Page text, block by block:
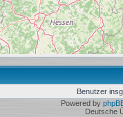
Benutzer
Powered by
Deutsche